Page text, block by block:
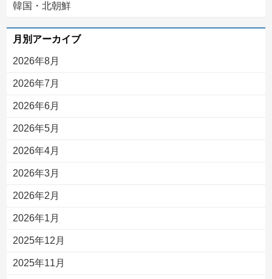
韓国・北朝鮮
月別アーカイブ
2026年8月
2026年7月
2026年6月
2026年5月
2026年4月
2026年3月
2026年2月
2026年1月
2025年12月
2025年11月